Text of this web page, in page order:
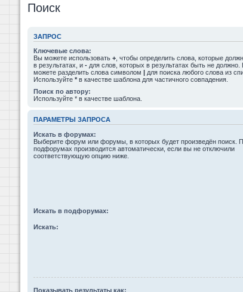
Поиск
ЗАПРОС
Ключевые слова:
Вы можете использовать + , чтобы определить слова, которые
в результатах, и - для слов, которых в результатах быть не должно.
можете разделить слова символом | для поиска любого слова из
Используйте * в качестве шаблона для частичного совпадения.
Поиск по автору:
Используйте * в качестве шаблона.
ПАРАМЕТРЫ ЗАПРОСА
Искать в форумах:
Выберите форум или форумы, в которых будет произведён поиск.
подфорумах производится автоматически, если вы не отключили
соответствующую опцию ниже.
Искать в подфорумах:
Искать:
Показывать результаты как: